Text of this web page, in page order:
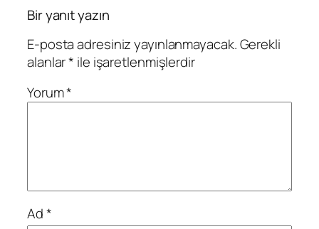
Bir yanıt yazın
E-posta adresiniz yayınlanmayacak.Gerekli
alanlar* ile işaretlenmişlerdir
Yorum*
Ad*